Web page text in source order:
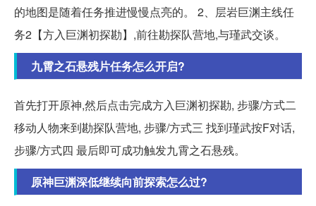
的地图是随着任务推进慢慢点亮的。 2、层岩巨渊主线任
务2【方入巨渊初探勘】,前往勘探队营地,与瑾武交谈。
九霄之石悬残片任务怎么开启?
首先打开原神,然后点击完成方入巨渊初探勘, 步骤/方式二
移动人物来到勘探队营地, 步骤/方式三 找到瑾武按F对话,
步骤/方式四 最后即可成功触发九霄之石悬残。
原神巨渊深低继续向前探索怎么过?